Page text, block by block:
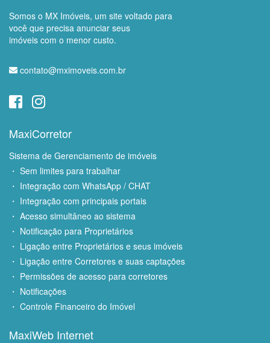
Somos o MX Imóveis, um site voltado para
você que precisa anunciar seus
imóveis com o menor custo.
contato@mximoveis.com.br
MaxiCorretor
Sistema de Gerenciamento de imóveis
・ Sem limites para trabalhar
・ Integração com WhatsApp / CHAT
・ Integração com principais portais
・ Acesso simultâneo ao sistema
・ Notificação para Proprietários
・ Ligação entre Proprietários e seus imóveis
・ Ligação entre Corretores e suas captações
・ Permissões de acesso para corretores
・ Notificações
・ Controle Financeiro do Imóvel
MaxiWeb Internet